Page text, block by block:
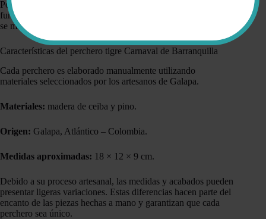
Por esta razón, este perchero es mucho más que un accesorio
funcional: es una pequeña muestra del patrimonio cultural que
se mantiene vivo a través de la artesanía.
Características del perchero tigre Carnaval de Barranquilla
Cada perchero es elaborado manualmente utilizando
materiales seleccionados por los artesanos de Galapa.
Materiales: madera de ceiba y pino.
Origen: Galapa, Atlántico – Colombia.
Medidas aproximadas: 18 × 12 × 9 cm.
Debido a su proceso artesanal, las medidas y acabados pueden
presentar ligeras variaciones. Estas diferencias hacen parte del
encanto de las piezas hechas a mano y garantizan que cada
perchero sea único.